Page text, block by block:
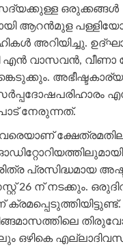
ഒരുക്കങ്ങള്‍
ആറന്‍മുള
അറിയിച്ചു.
എന്‍ വാസവന്‍,
നേരുന്നത്.
പ്രസിദ്ധമായ
26 ന് നടക്കും.
ഒഴികെ